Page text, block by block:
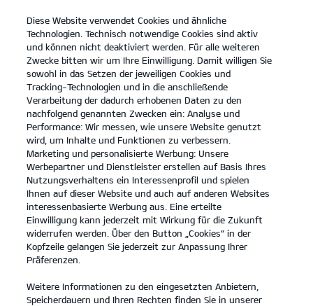
open
menu
KONTAKT
Der Kia EV6 GT
Konfigurator
... ... DER KIA EV6 GT
Der neue Kia EV6 GT.
Von Natur aus kraftvoll.
Diese Website verwendet Cookies und ähnliche
Technologien. Technisch notwendige Cookies sind aktiv
und können nicht deaktiviert werden. Für alle weiteren
Zwecke bitten wir um Ihre Einwilligung. Damit willigen Sie
sowohl in das Setzen der jeweiligen Cookies und
Tracking-Technologien und in die anschließende
Verarbeitung der dadurch erhobenen Daten zu den
nachfolgend genannten Zwecken ein: Analyse und
Performance: Wir messen, wie unsere Website genutzt
wird, um Inhalte und Funktionen zu verbessern.
Marketing und personalisierte Werbung: Unsere
Werbepartner und Dienstleister erstellen auf Basis Ihres
Nutzungsverhaltens ein Interessenprofil und spielen
Ihnen auf dieser Website und auch auf anderen Websites
interessenbasierte Werbung aus. Eine erteilte
Einwilligung kann jederzeit mit Wirkung für die Zukunft
widerrufen werden. Über den Button „Cookies“ in der
Kopfzeile gelangen Sie jederzeit zur Anpassung Ihrer
Präferenzen.
Weitere Informationen zu den eingesetzten Anbietern,
Speicherdauern und Ihren Rechten finden Sie in unserer